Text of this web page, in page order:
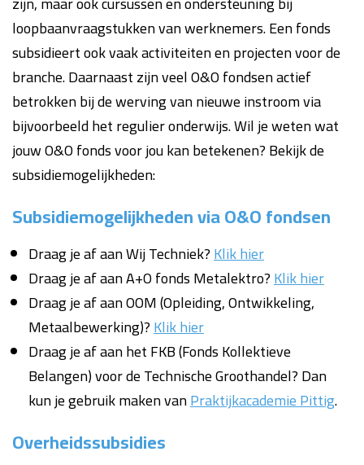
loopbaanvraagstukken van werknemers. Een fonds
subsidieert ook vaak activiteiten en projecten voor de
branche. Daarnaast zijn veel O&O fondsen actief
betrokken bij de werving van nieuwe instroom via
bijvoorbeeld het regulier onderwijs. Wil je weten wat
jouw O&O fonds voor jou kan betekenen? Bekijk de
subsidiemogelijkheden:
Subsidiemogelijkheden via O&O fondsen
Draag je af aan Wij Techniek?Klik hier
Draag je af aan A+O fonds Metalektro?Klik hier
Draag je af aan OOM (Opleiding, Ontwikkeling,
Metaalbewerking)?Klik hier
Draag je af aan het FKB (Fonds Kollektieve
Belangen) voor de Technische Groothandel? Dan
kun je gebruik maken vanPraktijkacademie Pittig.
Overheidssubsidies